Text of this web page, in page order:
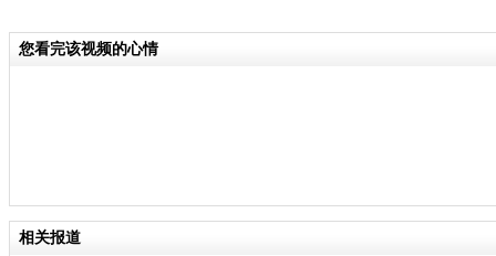
您看完该视频的心情
相关报道